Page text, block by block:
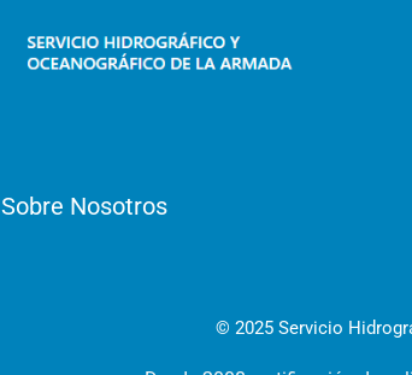
Sobre Nosotros
© 2025 Servicio